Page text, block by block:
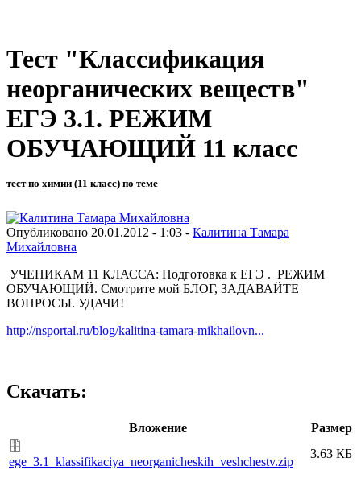
Тест "Классификация
неорганических веществ"
ЕГЭ 3.1. РЕЖИМ
ОБУЧАЮЩИЙ 11 класс
тест по химии (11 класс) по теме
Опубликовано 20.01.2012 - 1:03 - Калитина Тамара
Михайловна
УЧЕНИКАМ 11 КЛАССА: Подготовка к ЕГЭ . РЕЖИМ
ОБУЧАЮЩИЙ. Смотрите мой БЛОГ, ЗАДАВАЙТЕ
ВОПРОСЫ. УДАЧИ!
http://nsportal.ru/blog/kalitina-tamara-mikhailovn...
Скачать:
Вложение Размер
ege_3.1_klassifikaciya_neorganicheskih_veshchestv.zip
3.63 КБ